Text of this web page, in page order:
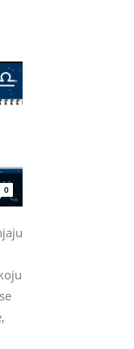
0